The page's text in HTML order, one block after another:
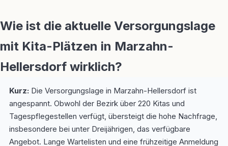
Wie ist die aktuelle Versorgungslage
mit Kita-Plätzen in Marzahn-
Hellersdorf wirklich?
Kurz: Die Versorgungslage in Marzahn-Hellersdorf ist
angespannt. Obwohl der Bezirk über 220 Kitas und
Tagespflegestellen verfügt, übersteigt die hohe Nachfrage,
insbesondere bei unter Dreijährigen, das verfügbare
Angebot. Lange Wartelisten und eine frühzeitige Anmeldung